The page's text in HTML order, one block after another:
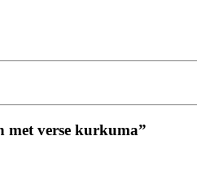
met verse kurkuma”